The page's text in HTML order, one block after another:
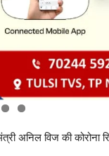
अनिल विज की कोरोना